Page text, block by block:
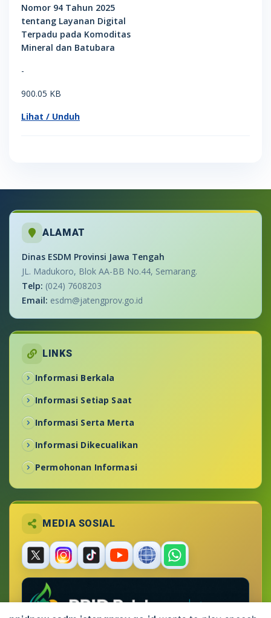
Nomor 94 Tahun 2025
tentang Layanan Digital
Terpadu pada Komoditas
Mineral dan Batubara
-
900.05 KB
Lihat / Unduh
ALAMAT
Dinas ESDM Provinsi Jawa Tengah
JL. Madukoro, Blok AA-BB No.44, Semarang.
Telp: (024) 7608203
Email: esdm@jatengprov.go.id
LINKS
Informasi Berkala
Informasi Setiap Saat
Informasi Serta Merta
Informasi Dikecualikan
Permohonan Informasi
MEDIA SOSIAL